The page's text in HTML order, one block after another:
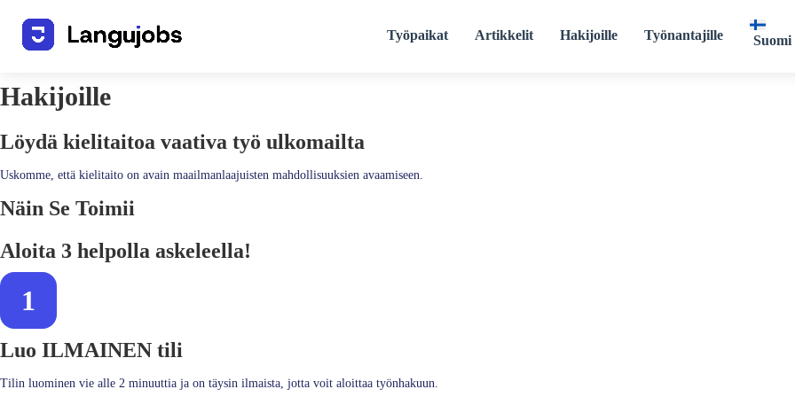
Työpaikat Artikkelit Hakijoille Työnantajille Suomi
Hakijoille
Löydä kielitaitoa vaativa työ ulkomailta
Uskomme, että kielitaito on avain maailmanlaajuisten mahdollisuuksien avaamiseen.
Näin Se Toimii
Aloita 3 helpolla askeleella!
1
Luo ILMAINEN tili
Tilin luominen vie alle 2 minuuttia ja on täysin ilmaista, jotta voit aloittaa työnhakuun.